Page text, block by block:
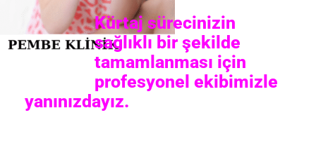
Kürtaj sürecinizin
sağlıklı bir şekilde
tamamlanması için
profesyonel ekibimizle
yanınızdayız.